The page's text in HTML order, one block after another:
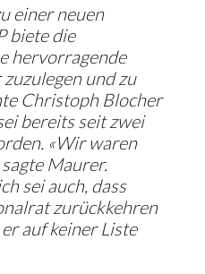
einer neuen
biete die
hervorragende
und zu
Christoph Blocher
bereits seit zwei
«Wir waren
Maurer.
sei auch, dass
zurückkehren
auf keiner Liste